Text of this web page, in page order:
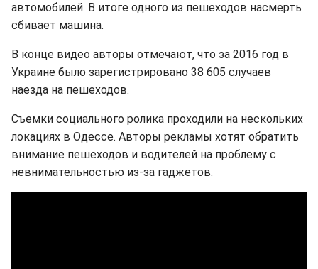
автомобилей. В итоге одного из пешеходов насмерть
сбивает машина.
В конце видео авторы отмечают, что за 2016 год в
Украине было зарегистрировано 38 605 случаев
наезда на пешеходов.
Съемки социального ролика проходили на нескольких
локациях в Одессе. Авторы рекламы хотят обратить
внимание пешеходов и водителей на проблему с
невнимательностью из-за гаджетов.